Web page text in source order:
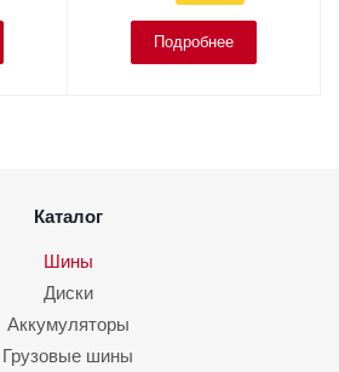
Подробнее
Каталог
Шины
Диски
Аккумуляторы
Грузовые шины